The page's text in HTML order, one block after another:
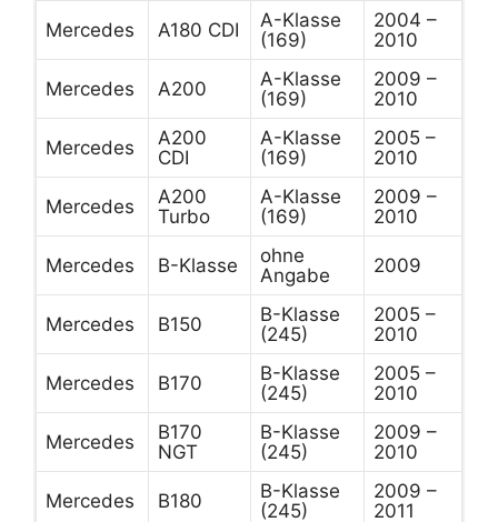
Mercedes A180 CDI
A-Klasse
(169)
2004 –
2010
Mercedes A200
A-Klasse
(169)
2009 –
2010
Mercedes
A200
CDI
A-Klasse
(169)
2005 –
2010
Mercedes
A200
Turbo
A-Klasse
(169)
2009 –
2010
Mercedes B-Klasse
ohne
Angabe
2009
Mercedes B150
B-Klasse
(245)
2005 –
2010
Mercedes B170
B-Klasse
(245)
2005 –
2010
Mercedes
B170
NGT
B-Klasse
(245)
2009 –
2010
Mercedes B180
B-Klasse
(245)
2009 –
2011